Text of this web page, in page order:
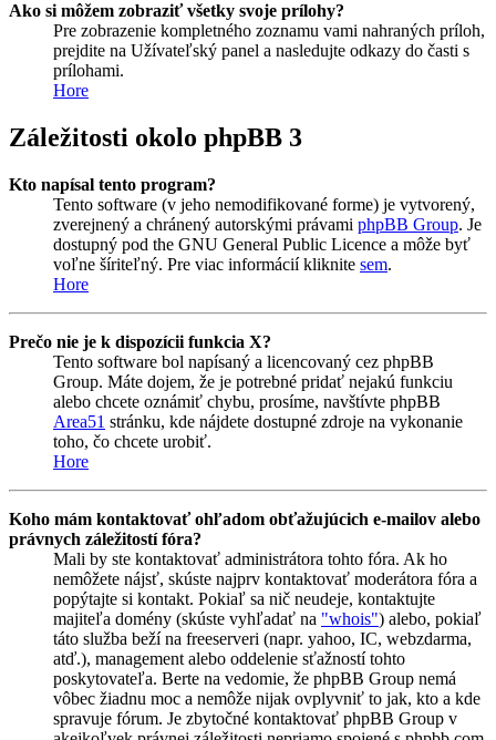
Ako si môžem zobraziť všetky svoje prílohy?
Pre zobrazenie kompletného zoznamu vami nahraných príloh,
prejdite na Užívateľský panel a nasledujte odkazy do časti s
prílohami.
Hore
Záležitosti okolo phpBB 3
Kto napísal tento program?
Tento software (v jeho nemodifikované forme) je vytvorený,
zverejnený a chránený autorskými právami phpBB Group. Je
dostupný pod the GNU General Public Licence a môže byť
voľne šíriteľný. Pre viac informácií kliknite sem.
Hore
Prečo nie je k dispozícii funkcia X?
Tento software bol napísaný a licencovaný cez phpBB
Group. Máte dojem, že je potrebné pridať nejakú funkciu
alebo chcete oznámiť chybu, prosíme, navštívte phpBB
Area51 stránku, kde nájdete dostupné zdroje na vykonanie
toho, čo chcete urobiť.
Hore
Koho mám kontaktovať ohľadom obťažujúcich e-mailov alebo
právnych záležitostí fóra?
Mali by ste kontaktovať administrátora tohto fóra. Ak ho
nemôžete nájsť, skúste najprv kontaktovať moderátora fóra a
popýtajte si kontakt. Pokiaľ sa nič neudeje, kontaktujte
majiteľa domény (skúste vyhľadať na "whois") alebo, pokiaľ
táto služba beží na freeserveri (napr. yahoo, IC, webzdarma,
atď.), management alebo oddelenie sťažností tohto
poskytovateľa. Berte na vedomie, že phpBB Group nemá
vôbec žiadnu moc a nemôže nijak ovplyvniť to jak, kto a kde
spravuje fórum. Je zbytočné kontaktovať phpBB Group v